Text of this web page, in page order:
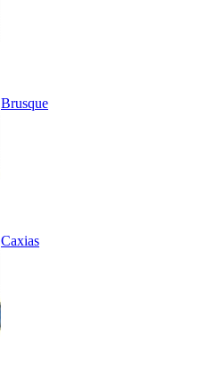
Brusque
Caxias